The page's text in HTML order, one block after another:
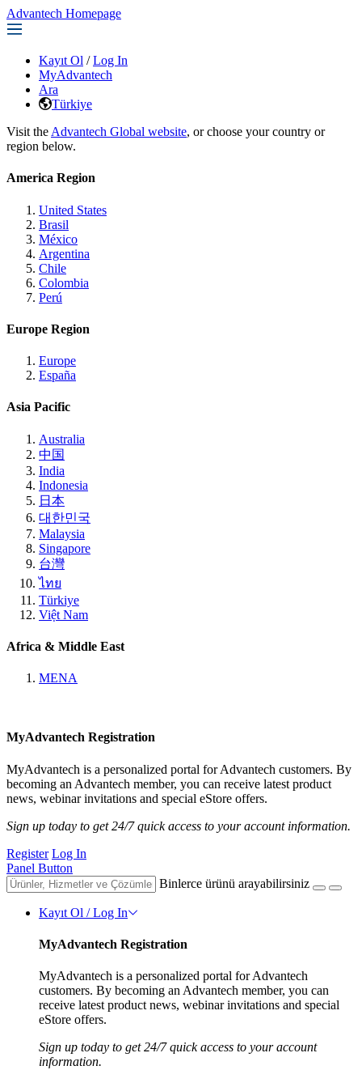
Advantech Homepage
Kayıt Ol / Log In
MyAdvantech
Ara
Türkiye
Visit the Advantech Global website, or choose your country or
region below.
America Region
United States
Brasil
México
Argentina
Chile
Colombia
Perú
Europe Region
Europe
España
Asia Pacific
Australia
中国
India
Indonesia
日本
대한민국
Malaysia
Singapore
台灣
ไทย
Türkiye
Việt Nam
Africa & Middle East
MENA
MyAdvantech Registration
MyAdvantech is a personalized portal for Advantech customers. By
becoming an Advantech member, you can receive latest product
news, webinar invitations and special eStore offers.
Sign up today to get 24/7 quick access to your account information.
Register Log In
Panel Button
Binlerce ürünü arayabilirsiniz
Kayıt Ol / Log In
MyAdvantech Registration
MyAdvantech is a personalized portal for Advantech
customers. By becoming an Advantech member, you can
receive latest product news, webinar invitations and special
eStore offers.
Sign up today to get 24/7 quick access to your account
information.